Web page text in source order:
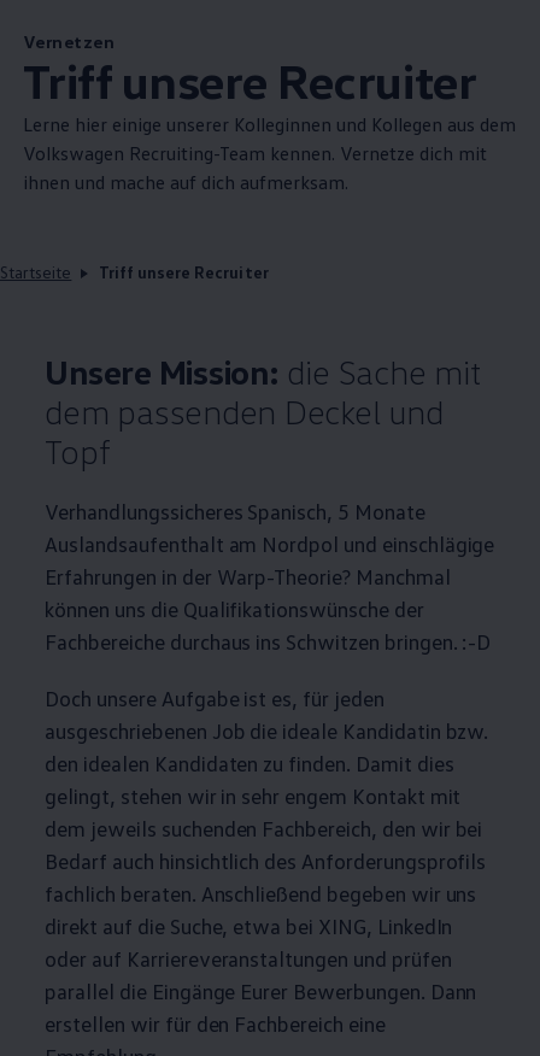
Vernetzen
Triff unsere Recruiter
Lerne hier einige unserer Kolleginnen und Kollegen aus dem
Volkswagen Recruiting-Team kennen. Vernetze dich mit
ihnen und mache auf dich aufmerksam.
Startseite Triff unsere Recruiter
Unsere Mission: die Sache mit
dem passenden Deckel und
Topf
Verhandlungssicheres Spanisch, 5 Monate
Auslandsaufenthalt am Nordpol und einschlägige
Erfahrungen in der Warp-Theorie? Manchmal
können uns die Qualifikationswünsche der
Fachbereiche durchaus ins Schwitzen bringen. :-D
Doch unsere Aufgabe ist es, für jeden
ausgeschriebenen Job die ideale Kandidatin bzw.
den idealen Kandidaten zu finden. Damit dies
gelingt, stehen wir in sehr engem Kontakt mit
dem jeweils suchenden Fachbereich, den wir bei
Bedarf auch hinsichtlich des Anforderungsprofils
fachlich beraten. Anschließend begeben wir uns
direkt auf die Suche, etwa bei XING, LinkedIn
oder auf Karriereveranstaltungen und prüfen
parallel die Eingänge Eurer Bewerbungen. Dann
erstellen wir für den Fachbereich eine